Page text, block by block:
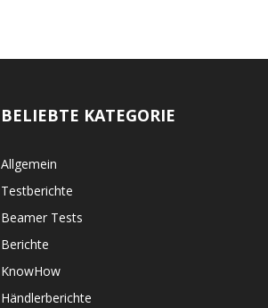
BELIEBTE KATEGORIE
Allgemein
Testberichte
Beamer Tests
Berichte
KnowHow
Händlerberichte